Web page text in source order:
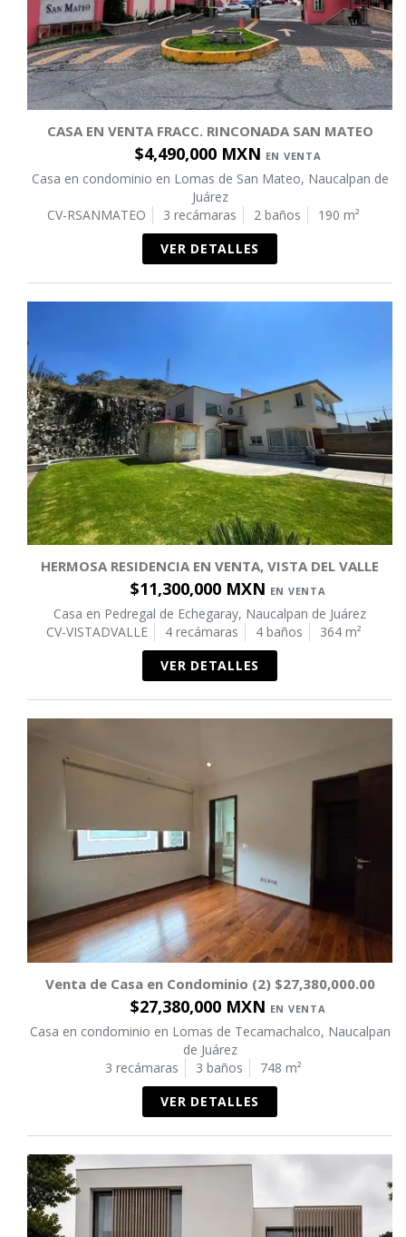
CASA EN VENTA FRACC. RINCONADA SAN MATEO
$4,490,000 MXN EN VENTA
Casa en condominio en Lomas de San Mateo, Naucalpan de
Juárez
CV-RSANMATEO
3 recámaras 2 baños
190 m²
VER DETALLES
HERMOSA RESIDENCIA EN VENTA, VISTA DEL VALLE
$11,300,000 MXN EN VENTA
Casa en Pedregal de Echegaray, Naucalpan de Juárez
CV-VISTADVALLE
4 recámaras 4 baños
364 m²
VER DETALLES
Venta de Casa en Condominio (2) $27,380,000.00
$27,380,000 MXN EN VENTA
Casa en condominio en Lomas de Tecamachalco, Naucalpan
de Juárez
3 recámaras
3 baños
748 m²
VER DETALLES